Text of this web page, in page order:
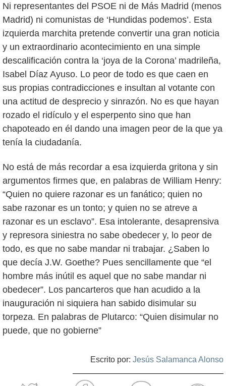
Ni representantes del PSOE ni de Más Madrid (menos
Madrid) ni comunistas de ‘Hundidas podemos’. Esta
izquierda marchita pretende convertir una gran noticia
y un extraordinario acontecimiento en una simple
descalificación contra la ‘joya de la Corona’ madrileña,
Isabel Díaz Ayuso. Lo peor de todo es que caen en
sus propias contradicciones e insultan al votante con
una actitud de desprecio y sinrazón. No es que hayan
rozado el ridículo y el esperpento sino que han
chapoteado en él dando una imagen peor de la que ya
tenía la ciudadanía.
No está de más recordar a esa izquierda gritona y sin
argumentos firmes que, en palabras de William Henry:
“Quien no quiere razonar es un fanático; quien no
sabe razonar es un tonto; y quien no se atreve a
razonar es un esclavo”. Esa intolerante, desaprensiva
y represora siniestra no sabe obedecer y, lo peor de
todo, es que no sabe mandar ni trabajar. ¿Saben lo
que decía J.W. Goethe? Pues sencillamente que “el
hombre más inútil es aquel que no sabe mandar ni
obedecer”. Los pancarteros que han acudido a la
inauguración ni siquiera han sabido disimular su
torpeza. En palabras de Plutarco: “Quien disimular no
puede, que no gobierne”
Escrito por: Jesús Salamanca Alonso